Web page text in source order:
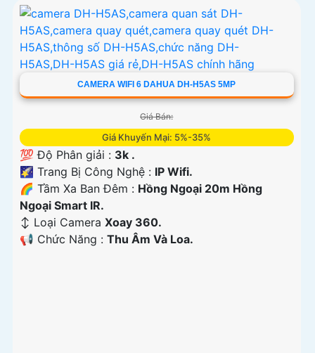
CAMERA WIFI 6 DAHUA DH-H5AS 5MP
Giá Bán:
Giá Khuyến Mại: 5%-35%
💯 Độ Phân giải : 3k .
🌠 Trang Bị Công Nghệ : IP Wifi.
🌈 Tầm Xa Ban Đêm : Hồng Ngoại 20m Hồng
Ngoại Smart IR.
↕️ Loại Camera Xoay 360.
️📢 Chức Năng : Thu Âm Và Loa.